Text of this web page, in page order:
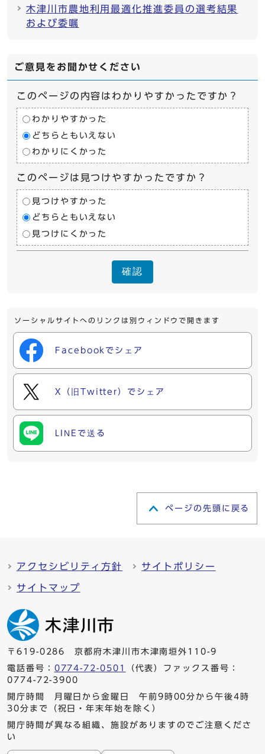
木津川市農地利用最適化推進委員の選考結果
および委嘱
ご意見をお聞かせください
このページの内容はわかりやすかったですか？
わかりやすかった
どちらともいえない
わかりにくかった
このページは見つけやすかったですか？
見つけやすかった
どちらともいえない
見つけにくかった
確認
ソーシャルサイトへのリンクは別ウィンドウで開きます
Facebookでシェア
X（旧Twitter）でシェア
LINEで送る
ページの先頭に戻る
アクセシビリティ方針 サイトポリシー
サイトマップ
〒619-0286 京都府木津川市木津南垣外110-9
電話番号： 0774-72-0501
（代表）ファックス番号：
0774-72-3900
開庁時間 月曜日から金曜日 午前9時00分から午後4時
30分まで（祝日・年末年始を除く）
開庁時間が異なる組織、施設がありますのでご注意くださ
い